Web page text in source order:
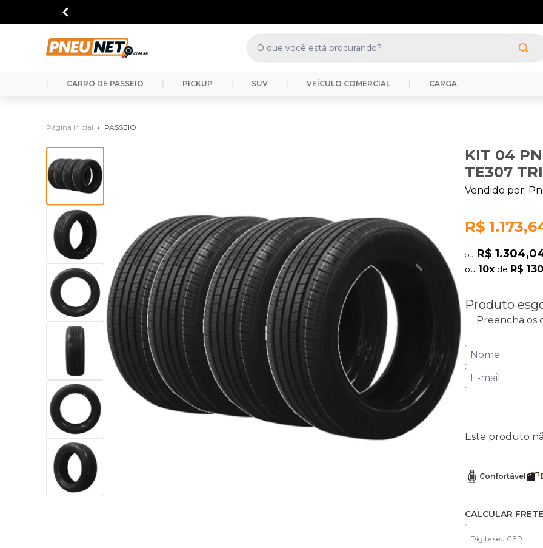
CARRO DE PASSEIO PICKUP SUV VEÍCULO COMERCIAL CARGA
Página inicial • PASSEIO
KIT 04
TE307
Vendido por:
R$
ou R$
ou 10x de R$
Produto
Preencha os
Este produto
Confortável
CALCULAR FRETE